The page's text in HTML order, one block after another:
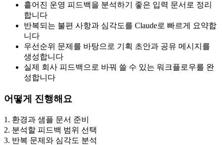
흩어진 운영 피드백을 분석하기 좋은 입력 문서로 정리
합니다
반복되는 불편 사항과 심각도를 Claude로 빠르게 요약합
니다
우선순위 문제를 바탕으로 기획 초안과 공유 메시지를
생성합니다
실제 회사 피드백으로 바꿔 쓸 수 있는 워크플로우를 완
성합니다
어떻게 진행해요
1 . 환경과 샘플 문서 준비
2. 분석할 피드백 범위 선택
3. 반복 문제와 심각도 분석